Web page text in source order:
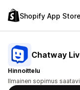
Shopify App Store
Chatway
Hinnoittelu
Ilmainen sopimus